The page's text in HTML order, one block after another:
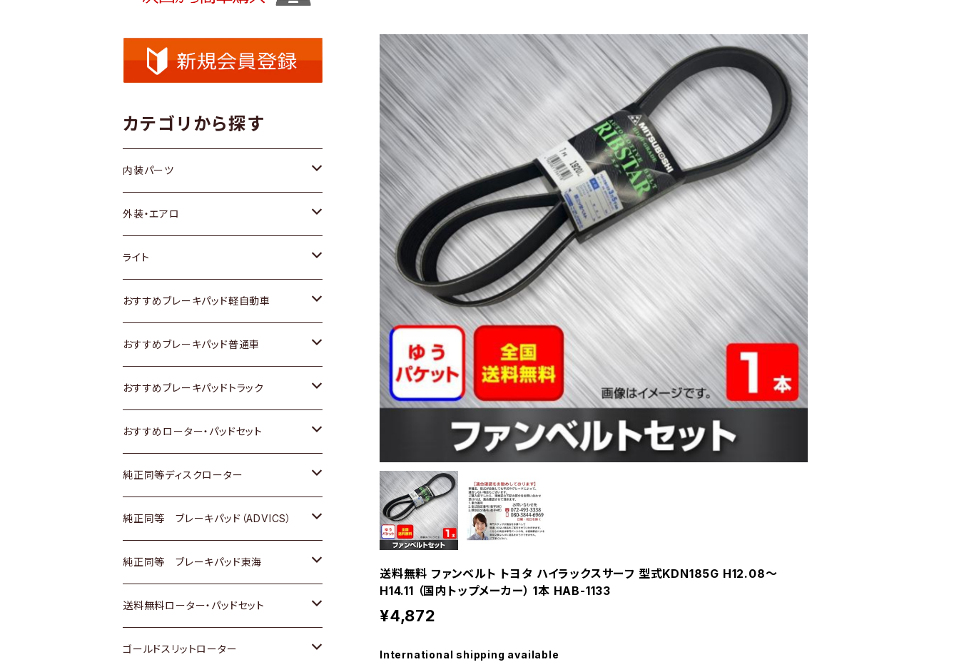
送料無料 ファンベルト トヨタ ハイラックスサーフ 型式KDN185G H12.08～
H14.11 （国内トップメーカー） 1本 HAB-1133
¥4,872
International shipping available
カテゴリから探す
内装パーツ
トヨタ
ホンダ
スズキ
日産
いすゞ
ダイハツ
マツダ
三菱
スバル
日野
三菱ふそう
外装・エアロ
トヨタ
ホンダ
スズキ
日産
いすゞ
ダイハツ
マツダ
三菱
日野
三菱ふそう
ライト
トヨタ
スズキ
日産
いすゞ
ダイハツ
三菱
日野
三菱ふそう
その他
おすすめブレーキパッド軽自動車
トヨタ
ホンダ
スズキ
日産
ダイハツ
マツダ
三菱
スバル
おすすめブレーキパッド普通車
トヨタ
ホンダ
スズキ
日産
いすゞ
ダイハツ
マツダ
おすすめブレーキパッドトラック
トヨタ
日産
いすゞ
ダイハツ
マツダ
三菱
おすすめローター・パッドセット
トヨタ
ホンダ
スズキ
日産
ダイハツ
純正同等ディスクローター
トヨタ
ホンダ
スズキ
日産
純正同等 ブレーキパッド（ADVICS）
トヨタ
ホンダ
スズキ
純正同等 ブレーキパッド東海
トヨタ
ホンダ
送料無料ローター・パッドセット
トヨタ
ゴールドスリットローター